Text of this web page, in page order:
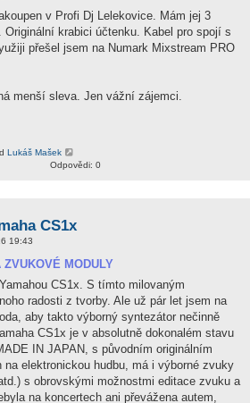
v Profi Dj Lelekovice. Mám jej 3
krabici účtenku. Kabel pro spojí s
přešel jsem na Numark Mixstream PRO
menší sleva. Jen vážní zájemci.
Lukáš Mašek
Odpovědi: 0
CS1x
19:43
ZVUKOVÉ MODULY
CS1x. S tímto milovaným
radosti z tvorby. Ale už pár let jsem na
aby takto výborný syntezátor nečinně
CS1x je v absolutně dokonalém stavu
IN JAPAN, s původním originálním
na elektronickou hudbu, má i výborné zvuky
s obrovskými možnostmi editace zvuku a
na koncertech ani převážena autem,